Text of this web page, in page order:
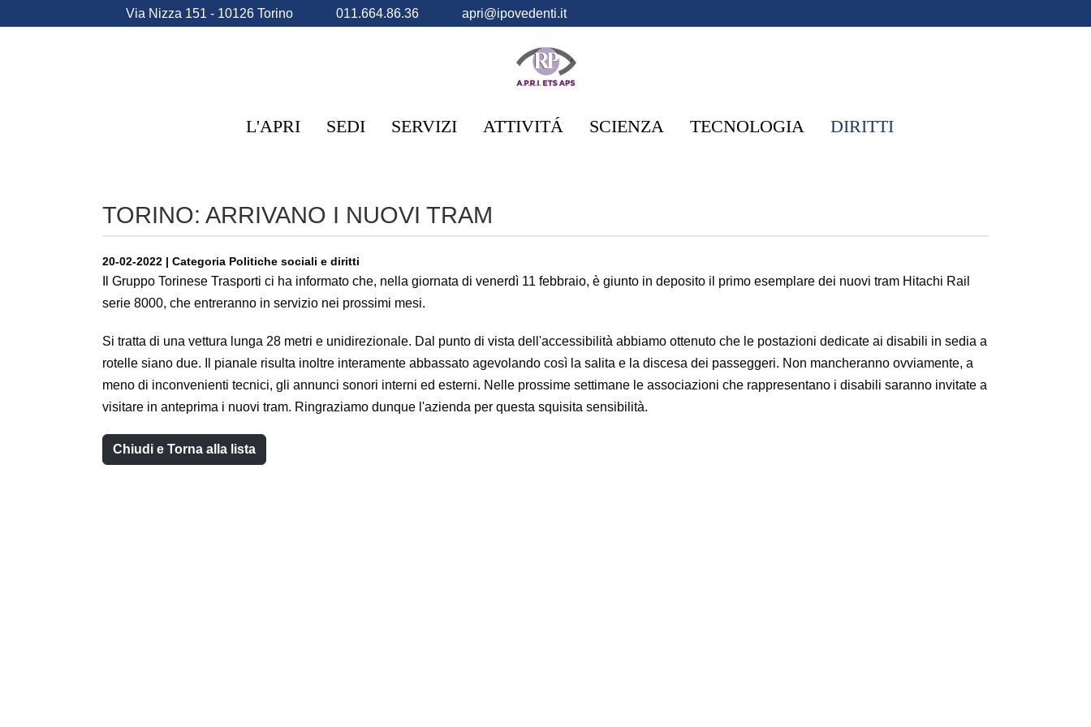
Via Nizza 151 - 10126 Torino 011.664.86.36 apri@ipovedenti.it
L'APRI SEDI SERVIZI ATTIVITÁ SCIENZA TECNOLOGIA DIRITTI
TORINO: ARRIVANO I NUOVI TRAM
20-02-2022 | Categoria Politiche sociali e diritti
Il Gruppo Torinese Trasporti ci ha informato che, nella giornata di venerdì 11 febbraio, è giunto in deposito il primo esemplare dei nuovi tram Hitachi Rail
serie 8000, che entreranno in servizio nei prossimi mesi.
Si tratta di una vettura lunga 28 metri e unidirezionale. Dal punto di vista dell'accessibilità abbiamo ottenuto che le postazioni dedicate ai disabili in sedia a
rotelle siano due. Il pianale risulta inoltre interamente abbassato agevolando così la salita e la discesa dei passeggeri. Non mancheranno ovviamente, a
meno di inconvenienti tecnici, gli annunci sonori interni ed esterni. Nelle prossime settimane le associazioni che rappresentano i disabili saranno invitate a
visitare in anteprima i nuovi tram. Ringraziamo dunque l'azienda per questa squisita sensibilità.
Chiudi e Torna alla lista